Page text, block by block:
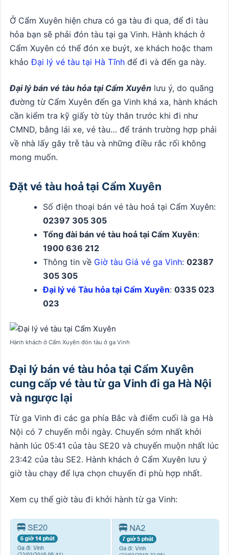
Ở Cẩm Xuyên hiện chưa có ga tàu đi qua, để đi tàu
hỏa bạn sẽ phải đón tàu tại ga Vinh. Hành khách ở
Cẩm Xuyên có thể đón xe buýt, xe khách hoặc tham
khảoĐại lý vé tàu tại Hà Tĩnh để đi và đến ga này.
Đại lý bán vé tàu hỏa tại Cẩm Xuyên lưu ý, do quãng
đường từ Cẩm Xuyên đến ga Vinh khá xa, hành khách
cần kiểm tra kỹ giấy tờ tùy thân trước khi đi như
CMND, bằng lái xe, vé tàu… để tránh trường hợp phải
về nhà lấy gây trễ tàu và những điều rắc rối không
mong muốn.
Đặt vé tàu hoả tại Cẩm Xuyên
Số điện thoại bán vé tàu hoả tại Cẩm Xuyên:
02397 305 305
Tổng đài bán vé tàu hoả tại Cẩm Xuyên:
1900 636 212
Thông tin về Giờ tàu Giá vé ga Vinh:02387
305 305
Đại lý vé Tàu hỏa tại Cẩm Xuyên:0335 023
023
Hành khách ở Cẩm Xuyên đón tàu ở ga Vinh
Đại lý bán vé tàu hỏa tại Cẩm Xuyên
cung cấp vé tàu từ ga Vinh đi ga Hà Nội
và ngược lại
Từ ga Vinh đi các ga phía Bắc và điểm cuối là ga Hà
Nội có 7 chuyến mỗi ngày. Chuyến sớm nhất khởi
hành lúc 05:41 của tàu SE20 và chuyến muộn nhất lúc
23:42 của tàu SE2. Hành khách ở Cẩm Xuyên lưu ý
giờ tàu chạy để lựa chọn chuyến đi phù hợp nhất.
Xem cụ thể giờ tàu đi khởi hành từ ga Vinh: